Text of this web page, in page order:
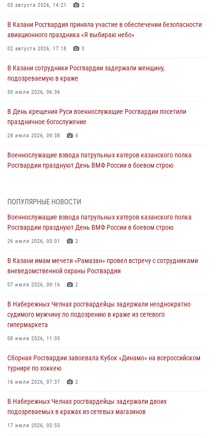
03 августа 2026, 14:21 2
В Казани Росгвардия приняла участие в обеспечении безопасности
авиационного праздника «Я выбираю небо»
02 августа 2026, 17:18 3
В Казани сотрудники Росгвардии задержали женщину,
подозреваемую в краже
30 июля 2026, 06:36
В День крещения Руси военнослужащие Росгвардии посетили
праздничное богослужение
28 июля 2026, 09:38 4
Военнослужащие взвода патрульных катеров казанского полка
Росгвардии празднуют День ВМФ России в боевом строю
Татарстанские росгвардейцы завоевали «бронзу» в окружном этапе
24 июля 2026, 15:05
В казанском полку Росгвардии состоялся концерт певицы Кристины
В Нижнекамске сотрудники Росгвардии задержали подозреваемого
23 июля 2026, 06:47
В Казани Росгвардия приняла участие в обеспечении безопасности
крестного хода и освящения храма
ПОПУЛЯРНЫЕ НОВОСТИ
Военнослужащие взвода патрульных катеров казанского полка
Росгвардии празднуют День ВМФ России в боевом строю
26 июля 2026, 00:01 2
В Казани имам мечети «Рамазан» провел встречу с сотрудниками
вневедомственной охраны Росгвардии
07 июля 2026, 09:16 2
В Набережных Челнах росгвардейцы задержали неоднократно
судимого мужчину по подозрению в краже из сетевого
гипермаркета
08 июля 2026, 11:05
Сборная Росгвардии завоевала Кубок «Динамо» на всероссийском
турнире по хоккею
16 июля 2026, 07:37 2
В Набережных Челнах росгвардейцы задержали двоих
подозреваемых в кражах из сетевых магазинов
17 июля 2026, 05:55